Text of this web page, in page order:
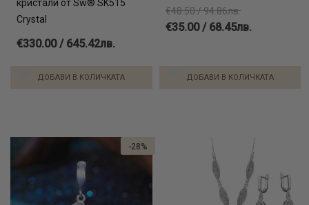
кристали от Sw® SK515
Crystal
€330.00 / 645.42лв.
ДОБАВИ В КОЛИЧКАТА
€48.50 / 94.86лв.
€35.00 / 68.45лв.
ДОБАВИ В КОЛИЧКАТА
-28%